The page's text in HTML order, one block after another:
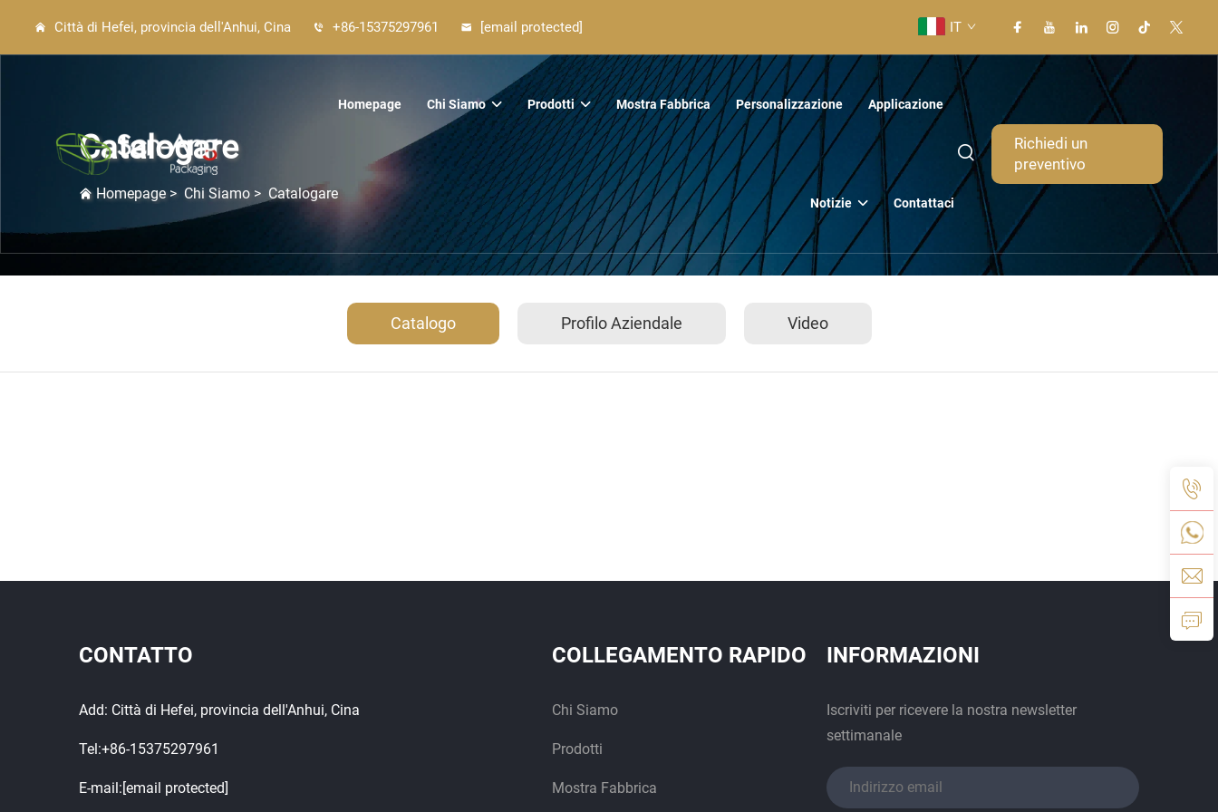
Città di Hefei, provincia dell'Anhui, Cina +86-15375297961 [email protected] IT
Homepage Chi Siamo Prodotti Mostra Fabbrica Personalizzazione Applicazione
Notizie Contattaci
Richiedi un
preventivo
Catalogare
Homepage> Chi Siamo > Catalogare
Catalogo Profilo Aziendale Video
CONTATTO
Add: Città di Hefei, provincia dell'Anhui, Cina
Tel:+86-15375297961
E-mail:[email protected]
COLLEGAMENTO RAPIDO
Chi Siamo
Prodotti
Mostra Fabbrica
INFORMAZIONI
Iscriviti per ricevere la nostra newsletter
settimanale